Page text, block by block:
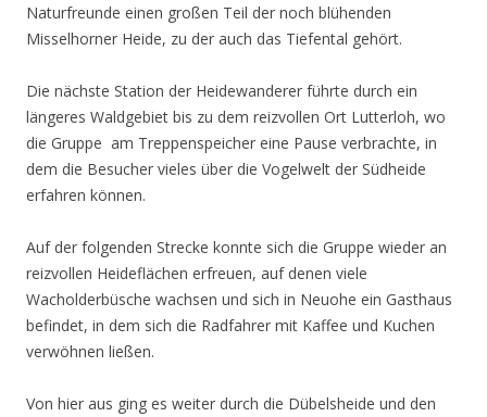
Naturfreunde einen großen Teil der noch blühenden
Misselhorner Heide, zu der auch das Tiefental gehört.
Die nächste Station der Heidewanderer führte durch ein
längeres Waldgebiet bis zu dem reizvollen Ort Lutterloh, wo
die Gruppe am Treppenspeicher eine Pause verbrachte, in
dem die Besucher vieles über die Vogelwelt der Südheide
erfahren können.
Auf der folgenden Strecke konnte sich die Gruppe wieder an
reizvollen Heideflächen erfreuen, auf denen viele
Wacholderbüsche wachsen und sich in Neuohe ein Gasthaus
befindet, in dem sich die Radfahrer mit Kaffee und Kuchen
verwöhnen ließen.
Von hier aus ging es weiter durch die Dübelsheide und den